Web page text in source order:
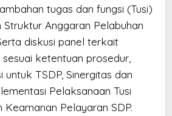
tugas dan fungsi (Tusi)
Anggaran Pelabuhan
diskusi panel terkait
ketentuan prosedur,
TSDP, Sinergitas dan
Pelaksanaan Tusi
Pelayaran SDP.